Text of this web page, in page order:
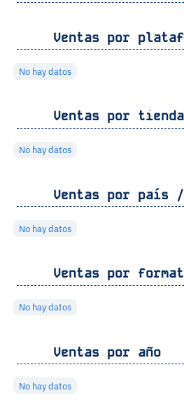
Ventas por
No hay datos
Ventas por tienda
No hay datos
Ventas por país
No hay datos
Ventas por
No hay datos
Ventas por año
No hay datos